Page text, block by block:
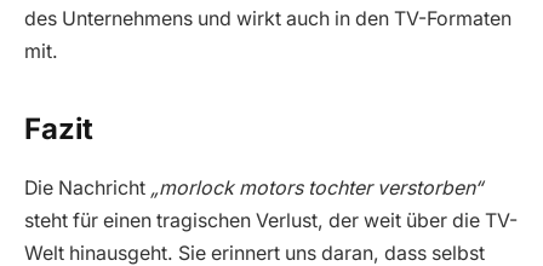
des Unternehmens und wirkt auch in den TV-Formaten
mit.
Fazit
Die Nachricht „morlock motors tochter verstorben“
steht für einen tragischen Verlust, der weit über die TV-
Welt hinausgeht. Sie erinnert uns daran, dass selbst